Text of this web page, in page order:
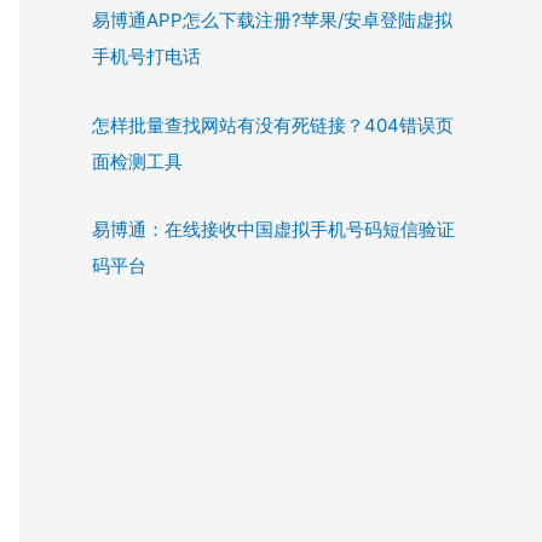
易博通APP怎么下载注册?苹果/安卓登陆虚拟
手机号打电话
怎样批量查找网站有没有死链接？404错误页
面检测工具
易博通：在线接收中国虚拟手机号码短信验证
码平台